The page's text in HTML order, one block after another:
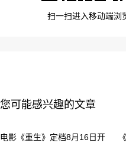
扫一扫进入移动端浏
您可能感兴趣的文章
电影《重生》定档8月16日开